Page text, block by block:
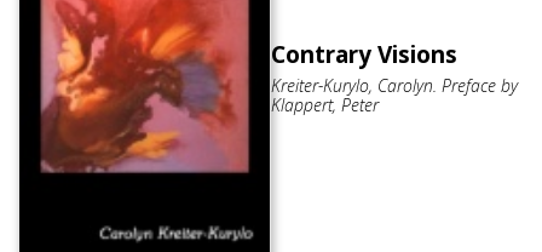
Contrary Visions
Kreiter-Kurylo, Carolyn. Preface by
Klappert, Peter